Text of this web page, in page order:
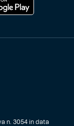
n. 3054 in data